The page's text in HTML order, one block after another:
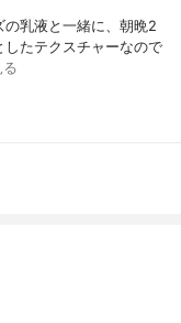
乳液と一緒に、朝晩2
たテクスチャーなので